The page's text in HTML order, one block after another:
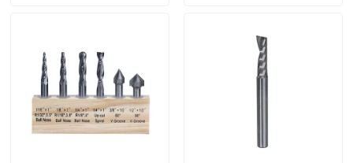
Hakkımızda
Fabrika turu